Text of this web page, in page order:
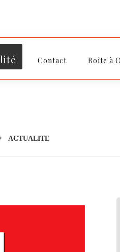
Contact Boîte à
ACTUALITE